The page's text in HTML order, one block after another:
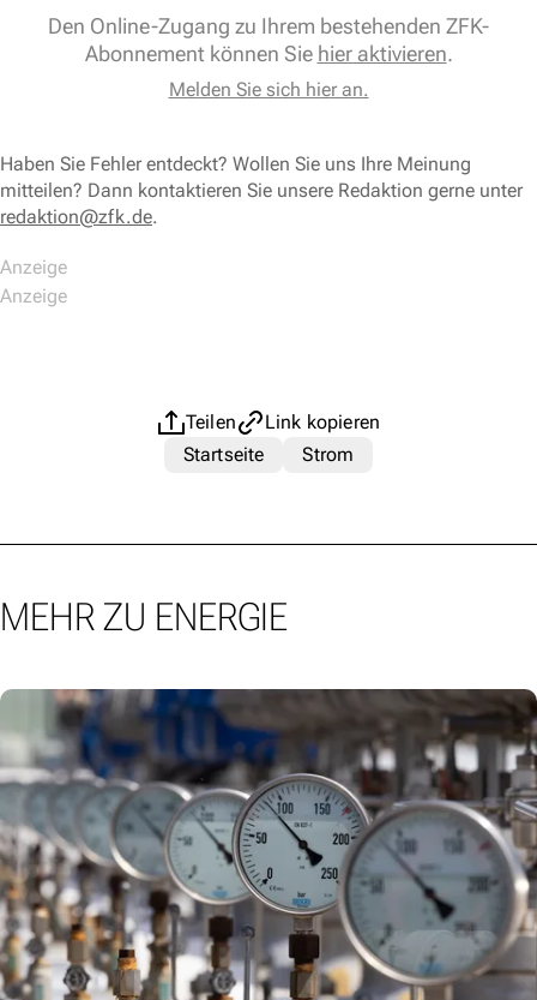
Den Online-Zugang zu Ihrem bestehenden ZFK-
Abonnement können Sie hier aktivieren.
Melden Sie sich hier an.
Haben Sie Fehler entdeckt? Wollen Sie uns Ihre Meinung
mitteilen? Dann kontaktieren Sie unsere Redaktion gerne unter
redaktion@zfk.de.
Teilen
Link kopieren
Startseite
Strom
MEHR ZU ENERGIE